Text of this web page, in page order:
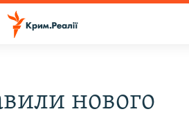
нового